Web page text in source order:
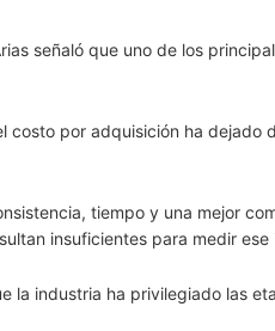
señaló que uno de los
costo por adquisición ha
tiempo y una mejor
insuficientes para medir ese
la industria ha privilegiado las